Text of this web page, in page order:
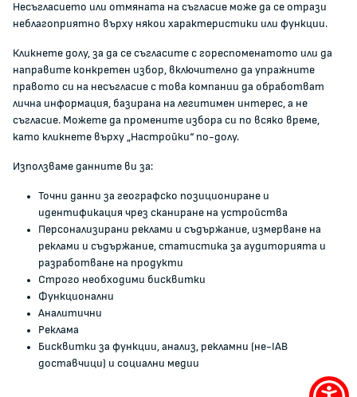
Кариери
Документи и други актове
Информация
Полезни връзки
ЖАЛБИ И РЕГИСТРИ
Регистър на опасните стоки
Регистър на е-адреси на ЮЛ нежелаещи да получават
Помирителна комисия
0700 111 22
СИГНАЛИ ЗА КОРУПЦИЯ В КЗП
Несъгласието или отмяната на съгласие може да се отрази
неблагоприятно върху някои характеристики или функции.
Кликнете долу, за да се съгласите с гореспоменатото или да
направите конкретен избор, включително да упражните
правото си на несъгласие с това компании да обработват
лична информация, базирана на легитимен интерес, а не
съгласие. Можете да промените избора си по всяко време,
като кликнете върху „Настройки“ по-долу.
Използваме данните ви за:
Точни данни за географско позициониране и
идентификация чрез сканиране на устройства
Персонализирани реклами и съдържание, измерване на
реклами и съдържание, статистика за аудиторията и
разработване на продукти
Строго необходими бисквитки
Функционални
Аналитични
Реклама
Бисквитки за функции, анализ, рекламни (не-IAB
доставчици) и социални медии